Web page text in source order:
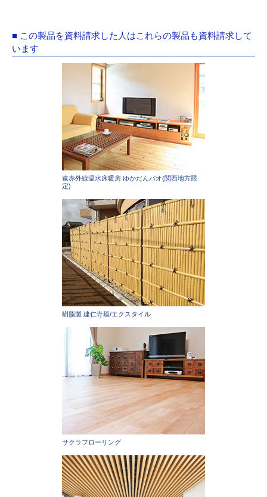
■ この製品を資料請求した人はこれらの製品も資料請求して
います
遠赤外線温水床暖房 ゆかだんパオ(関西地方限
定)
樹脂製 建仁寺垣/エクスタイル
サクラフローリング